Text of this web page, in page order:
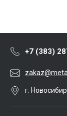
+7 (383)
г.